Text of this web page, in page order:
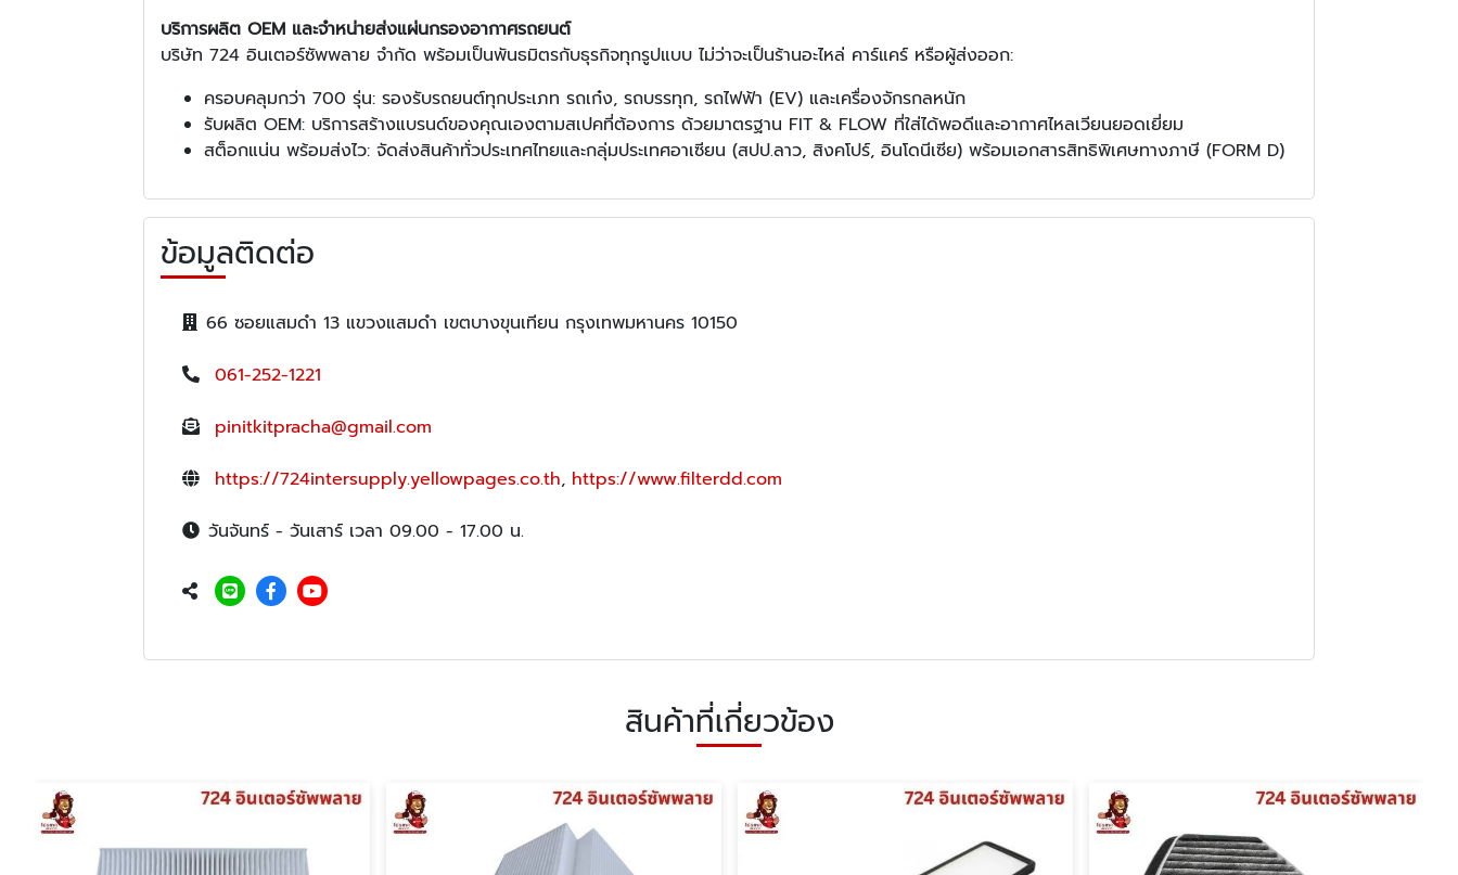
บริการผลิต OEM และจำหน่ายส่งแผ่นกรองอากาศรถยนต์
บริษัท 724 อินเตอร์ซัพพลาย จำกัด พร้อมเป็นพันธมิตรกับธุรกิจทุกรูปแบบ ไม่ว่าจะเป็นร้านอะไหล่ คาร์แคร์ หรือผู้ส่งออก:
ครอบคลุมกว่า 700 รุ่น: รองรับรถยนต์ทุกประเภท รถเก๋ง, รถบรรทุก, รถไฟฟ้า (EV) และเครื่องจักรกลหนัก
รับผลิต OEM: บริการสร้างแบรนด์ของคุณเองตามสเปคที่ต้องการ ด้วยมาตรฐาน FIT & FLOW ที่ใส่ได้พอดีและอากาศไหลเวียนยอดเยี่ยม
สต็อกแน่น พร้อมส่งไว: จัดส่งสินค้าทั่วประเทศไทยและกลุ่มประเทศอาเซียน (สปป.ลาว, สิงคโปร์, อินโดนีเซีย) พร้อมเอกสารสิทธิพิเศษทางภาษี (FORM D)
ข้อมูลติดต่อ
66 ซอยแสมดำ 13 แขวงแสมดำ เขตบางขุนเทียน กรุงเทพมหานคร 10150
061-252-1221
pinitkitpracha@gmail.com
https://724intersupply.yellowpages.co.th, https://www.filterdd.com
วันจันทร์ - วันเสาร์ เวลา 09.00 - 17.00 น.
สินค้าที่เกี่ยวข้อง